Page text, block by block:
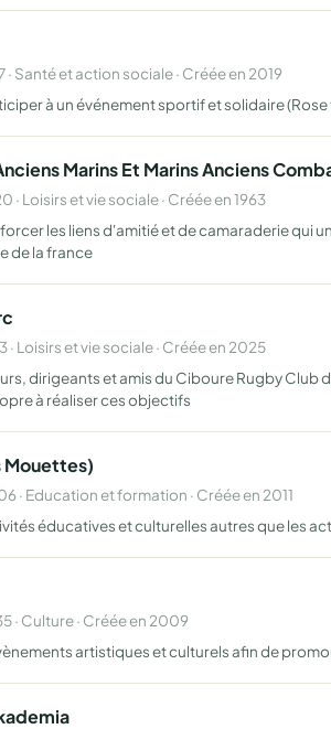
· Santé et action sociale · Créée en 2019
à un événement sportif et solidaire
Marins Et Marins Anciens
· Loisirs et vie sociale · Créée en 1963
les liens d'amitié et de camaraderie qui
de la france
· Loisirs et vie sociale · Créée en 2025
dirigeants et amis du Ciboure Rugby
à réaliser ces objectifs
Mouettes)
· Education et formation · Créée en 2011
éducatives et culturelles autres que les
· Culture · Créée en 2009
artistiques et culturels afin de